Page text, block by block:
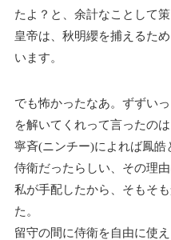
たよ？と、余計なことして
皇帝は、秋明纓を捕えるた
います。
でも怖かったなあ。ずずい
を解いてくれって言ったのは
寧斉(ニンチー)によれば鳳
侍衛だったらしい、その理由
私が手配したから、そもそ
た。
留守の間に侍衛を自由に使